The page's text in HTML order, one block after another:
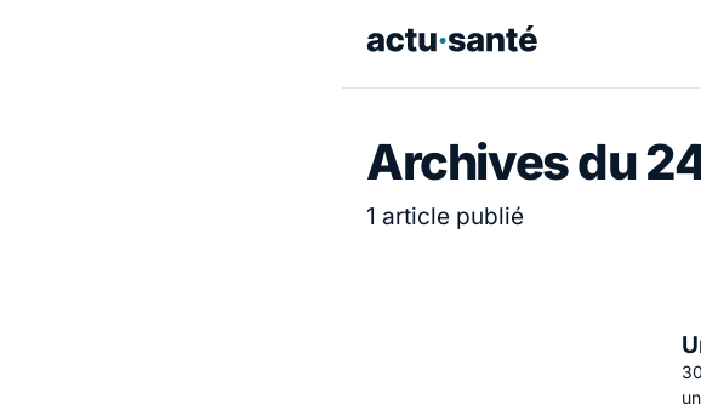
Archives du
1 article publié